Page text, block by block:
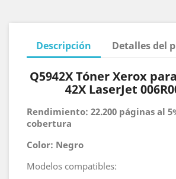
Descripción Detalles del
Q5942X Tóner Xerox
42X LaserJet
Rendimiento: 22.200 páginas al
cobertura
Color: Negro
Modelos compatibles: